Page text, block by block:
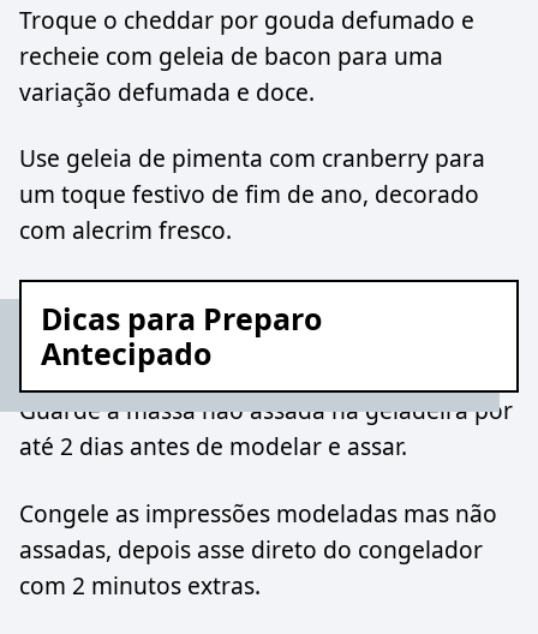
Troque o cheddar por gouda defumado e
recheie com geleia de bacon para uma
variação defumada e doce.
Use geleia de pimenta com cranberry para
um toque festivo de fim de ano, decorado
com alecrim fresco.
Dicas para Preparo
Antecipado
Guarde a massa não assada na geladeira por
até 2 dias antes de modelar e assar.
Congele as impressões modeladas mas não
assadas, depois asse direto do congelador
com 2 minutos extras.